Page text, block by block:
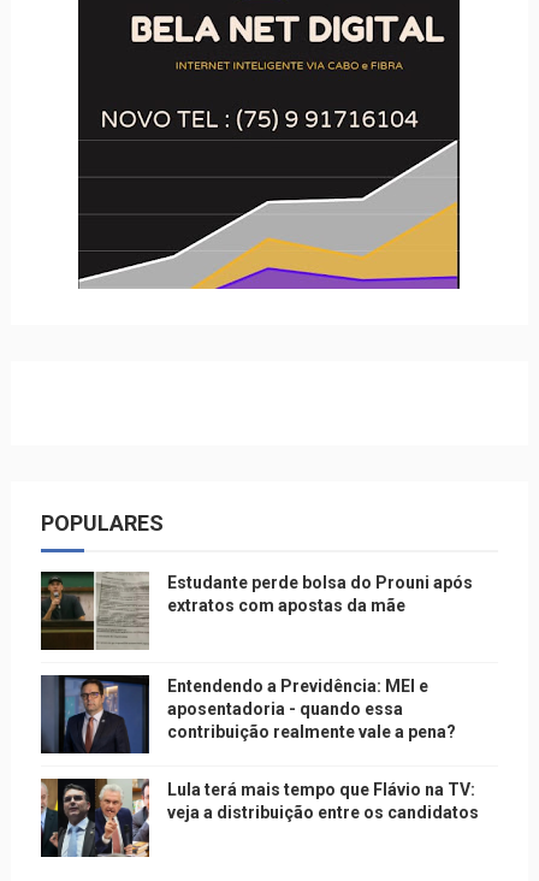
POPULARES
Estudante perde bolsa do Prouni após
extratos com apostas da mãe
Entendendo a Previdência: MEI e
aposentadoria - quando essa
contribuição realmente vale a pena?
Lula terá mais tempo que Flávio na TV:
veja a distribuição entre os candidatos